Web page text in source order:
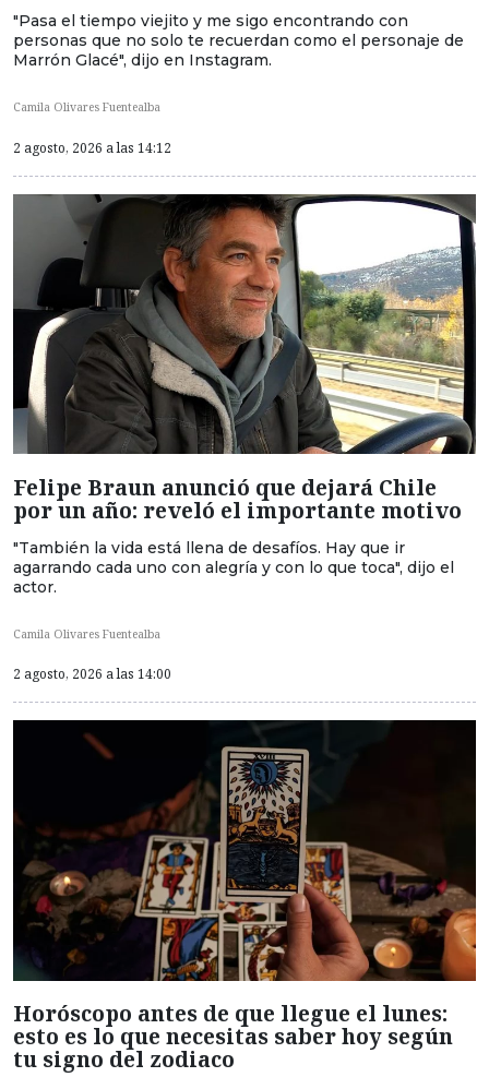
"Pasa el tiempo viejito y me sigo encontrando con
personas que no solo te recuerdan como el personaje de
Marrón Glacé", dijo en Instagram.
Camila Olivares Fuentealba
2 agosto, 2026 a las 14:12
Felipe Braun anunció que dejará Chile
por un año: reveló el importante motivo
"También la vida está llena de desafíos. Hay que ir
agarrando cada uno con alegría y con lo que toca", dijo el
actor.
Camila Olivares Fuentealba
2 agosto, 2026 a las 14:00
Horóscopo antes de que llegue el lunes:
esto es lo que necesitas saber hoy según
tu signo del zodiaco